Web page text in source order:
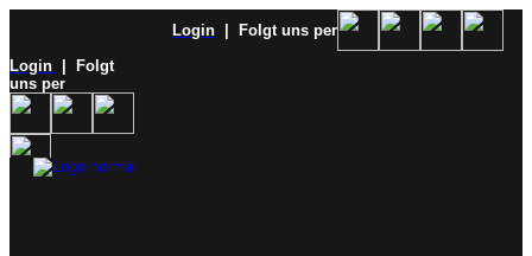
Login
| Folgt uns per
Login
| Folgt
uns per